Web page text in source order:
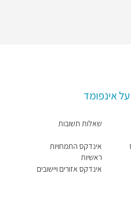
על אינפומד
שאלות תשובות
אינדקס התמחויות
ראשיות
אינדקס אזורים ויישובים